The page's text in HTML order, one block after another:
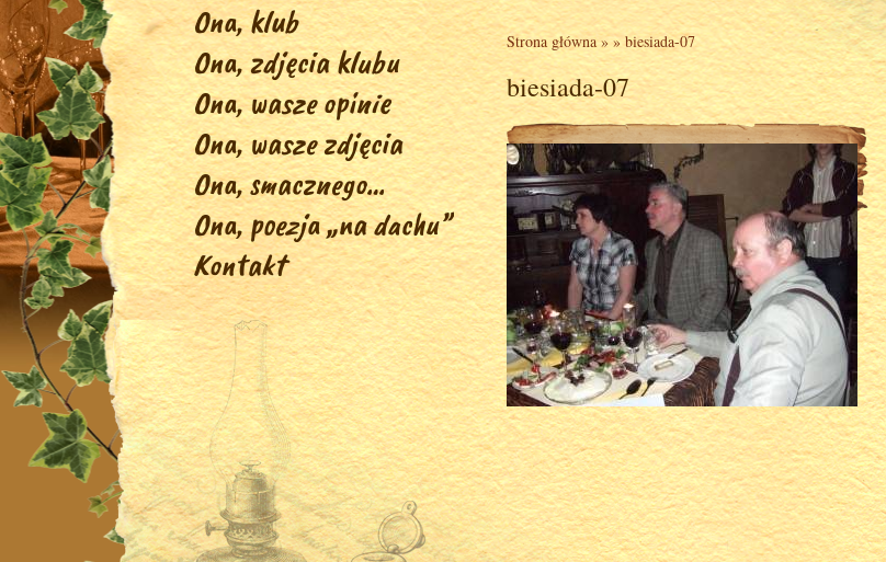
Ona, klub
Ona, zdjęcia klubu
Ona, wasze opinie
Ona, wasze zdjęcia
Ona, smacznego…
Ona, poezja „na dachu”
Kontakt
Strona główna» »biesiada-07
biesiada-07